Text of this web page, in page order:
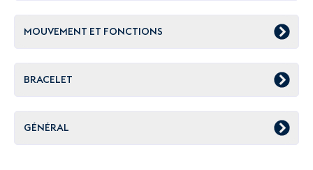
MOUVEMENT ET FONCTIONS
BRACELET
GÉNÉRAL